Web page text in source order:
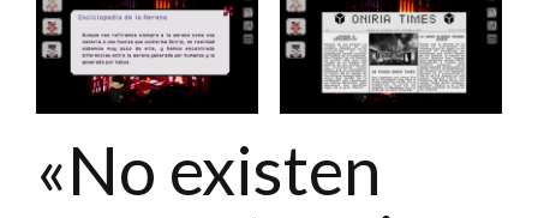
«No existen